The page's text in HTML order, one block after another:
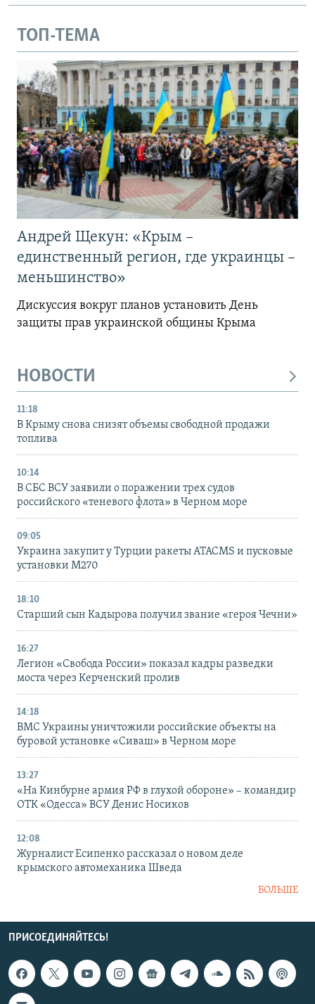
ТОП-ТЕМА
Андрей Щекун: «Крым –
единственный регион, где украинцы –
меньшинство»
Дискуссия вокруг планов установить День
защиты прав украинской общины Крыма
НОВОСТИ
11:18
В Крыму снова снизят объемы свободной продажи
топлива
10:14
В СБС ВСУ заявили о поражении трех судов
российского «теневого флота» в Черном море
09:05
Украина закупит у Турции ракеты ATACMS и пусковые
установки M270
18:10
Старший сын Кадырова получил звание «героя Чечни»
16:27
Легион «Свобода России» показал кадры разведки
моста через Керченский пролив
14:18
ВМС Украины уничтожили российские объекты на
буровой установке «Сиваш» в Черном море
13:27
«На Кинбурне армия РФ в глухой обороне» – командир
ОТК «Одесса» ВСУ Денис Носиков
12:08
Журналист Есипенко рассказал о новом деле
крымского автомеханика Шведа
БОЛЬШЕ
ПРИСОЕДИНЯЙТЕСЬ!